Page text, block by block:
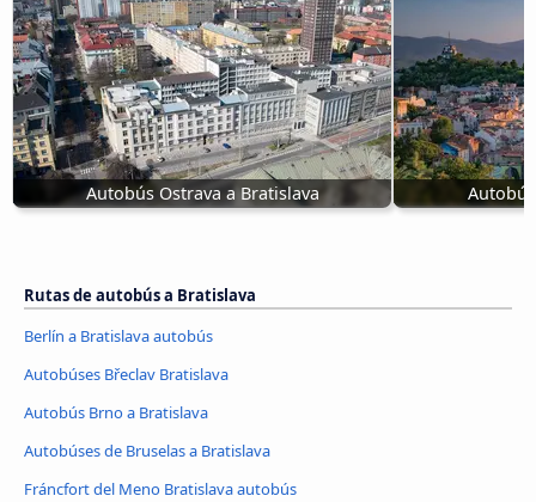
Autobús Ostrava a Bratislava
Rutas de autobús a Bratislava
Berlín a Bratislava autobús
Autobúses Břeclav Bratislava
Autobús Brno a Bratislava
Autobúses de Bruselas a Bratislava
Fráncfort del Meno Bratislava autobús